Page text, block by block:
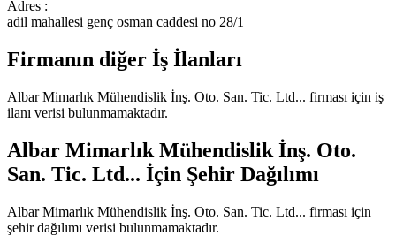
Adres :
adil mahallesi genç osman caddesi no 28/1
Firmanın diğer İş İlanları
Albar Mimarlık Mühendislik İnş. Oto. San. Tic. Ltd... firması için iş
ilanı verisi bulunmamaktadır.
Albar Mimarlık Mühendislik İnş. Oto.
San. Tic. Ltd... İçin Şehir Dağılımı
Albar Mimarlık Mühendislik İnş. Oto. San. Tic. Ltd... firması için
şehir dağılımı verisi bulunmamaktadır.